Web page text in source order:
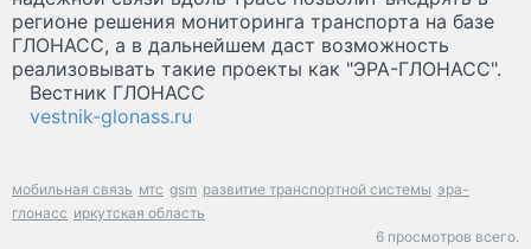
регионе решения мониторинга транспорта на базе
ГЛОНАСС, а в дальнейшем даст возможность
реализовывать такие проекты как "ЭРА-ГЛОНАСС".
Вестник ГЛОНАСС
vestnik-glonass.ru
мобильная связь мтс gsm развитие транспортной системы эра-
глонасс иркутская область
6 просмотров всего.